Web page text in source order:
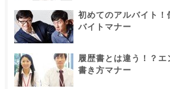
初めてのアルバイト！
バイトマナー
履歴書とは違う！？
書き方マナー